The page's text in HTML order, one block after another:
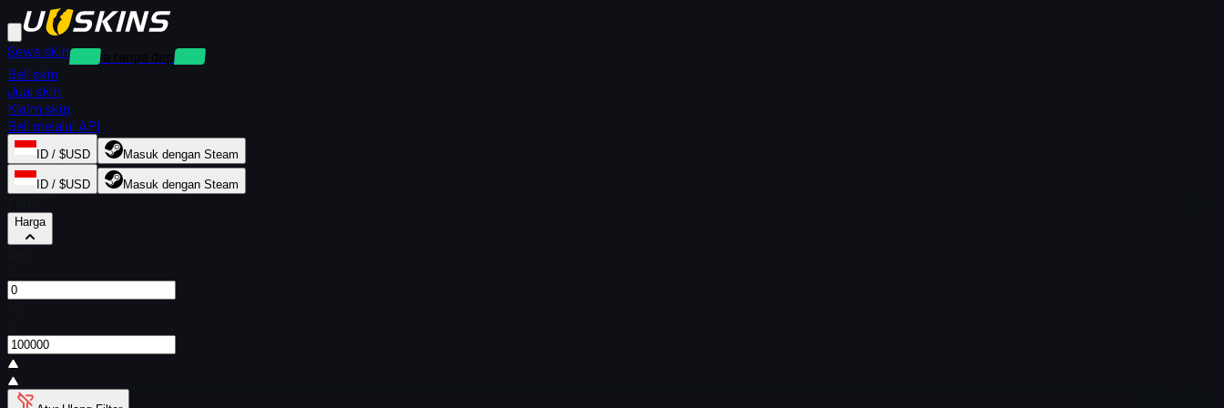
Sewa skin
Sewa tanpa deposit
Beli skin
Jual skin
Klaim skin
Beli melalui API
ID / $USD Masuk dengan Steam
ID / $USD Masuk dengan Steam
Harga